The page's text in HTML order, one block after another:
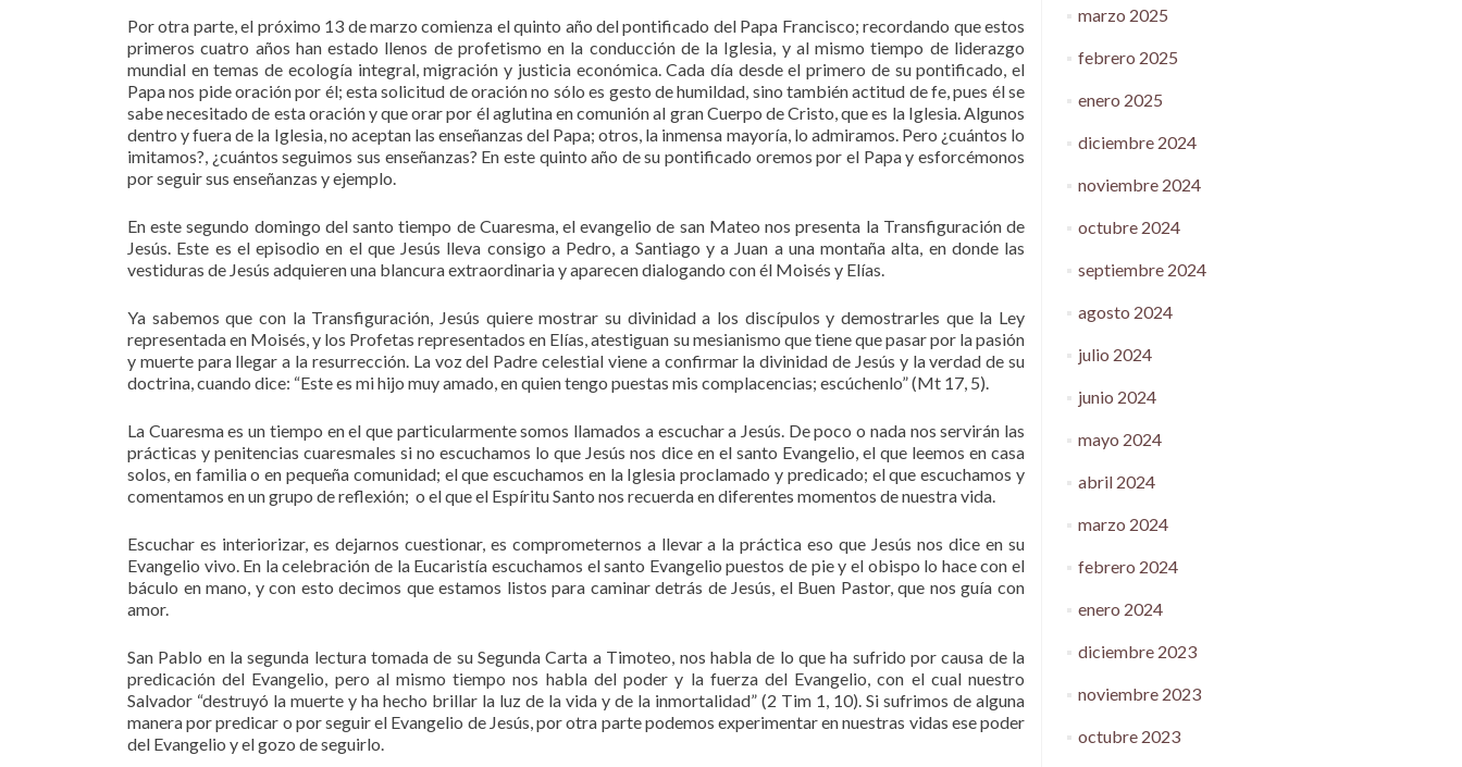
Por otra parte, el próximo 13 de marzo comienza el quinto año del pontificado del Papa Francisco; recordando que estos
primeros cuatro años han estado llenos de profetismo en la conducción de la Iglesia, y al mismo tiempo de liderazgo
mundial en temas de ecología integral, migración y justicia económica. Cada día desde el primero de su pontificado, el
Papa nos pide oración por él; esta solicitud de oración no sólo es gesto de humildad, sino también actitud de fe, pues él se
sabe necesitado de esta oración y que orar por él aglutina en comunión al gran Cuerpo de Cristo, que es la Iglesia. Algunos
dentro y fuera de la Iglesia, no aceptan las enseñanzas del Papa; otros, la inmensa mayoría, lo admiramos. Pero ¿cuántos lo
imitamos?, ¿cuántos seguimos sus enseñanzas? En este quinto año de su pontificado oremos por el Papa y esforcémonos
por seguir sus enseñanzas y ejemplo.
En este segundo domingo del santo tiempo de Cuaresma, el evangelio de san Mateo nos presenta la Transfiguración de
Jesús. Este es el episodio en el que Jesús lleva consigo a Pedro, a Santiago y a Juan a una montaña alta, en donde las
vestiduras de Jesús adquieren una blancura extraordinaria y aparecen dialogando con él Moisés y Elías.
Ya sabemos que con la Transfiguración, Jesús quiere mostrar su divinidad a los discípulos y demostrarles que la Ley
representada en Moisés, y los Profetas representados en Elías, atestiguan su mesianismo que tiene que pasar por la pasión
y muerte para llegar a la resurrección. La voz del Padre celestial viene a confirmar la divinidad de Jesús y la verdad de su
doctrina, cuando dice: “Este es mi hijo muy amado, en quien tengo puestas mis complacencias; escúchenlo” (Mt 17, 5).
La Cuaresma es un tiempo en el que particularmente somos llamados a escuchar a Jesús. De poco o nada nos servirán las
prácticas y penitencias cuaresmales si no escuchamos lo que Jesús nos dice en el santo Evangelio, el que leemos en casa
solos, en familia o en pequeña comunidad; el que escuchamos en la Iglesia proclamado y predicado; el que escuchamos y
comentamos en un grupo de reflexión; o el que el Espíritu Santo nos recuerda en diferentes momentos de nuestra vida.
Escuchar es interiorizar, es dejarnos cuestionar, es comprometernos a llevar a la práctica eso que Jesús nos dice en su
Evangelio vivo. En la celebración de la Eucaristía escuchamos el santo Evangelio puestos de pie y el obispo lo hace con el
báculo en mano, y con esto decimos que estamos listos para caminar detrás de Jesús, el Buen Pastor, que nos guía con
amor.
San Pablo en la segunda lectura tomada de su Segunda Carta a Timoteo, nos habla de lo que ha sufrido por causa de la
predicación del Evangelio, pero al mismo tiempo nos habla del poder y la fuerza del Evangelio, con el cual nuestro
Salvador “destruyó la muerte y ha hecho brillar la luz de la vida y de la inmortalidad” (2 Tim 1, 10). Si sufrimos de alguna
manera por predicar o por seguir el Evangelio de Jesús, por otra parte podemos experimentar en nuestras vidas ese poder
del Evangelio y el gozo de seguirlo.
marzo 2025
febrero 2025
enero 2025
diciembre 2024
noviembre 2024
octubre 2024
septiembre 2024
agosto 2024
julio 2024
junio 2024
mayo 2024
abril 2024
marzo 2024
febrero 2024
enero 2024
diciembre 2023
noviembre 2023
octubre 2023